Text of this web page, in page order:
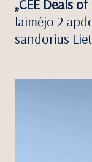
„CEE Deals
laimėjo 2
sandorius